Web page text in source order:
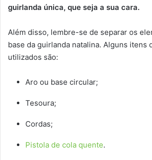
guirlanda única, que seja a sua cara.
Além disso, lembre-se de separar os
base da guirlanda natalina. Alguns itens
utilizados são:
Aro ou base circular;
Tesoura;
Cordas;
Pistola de cola quente.